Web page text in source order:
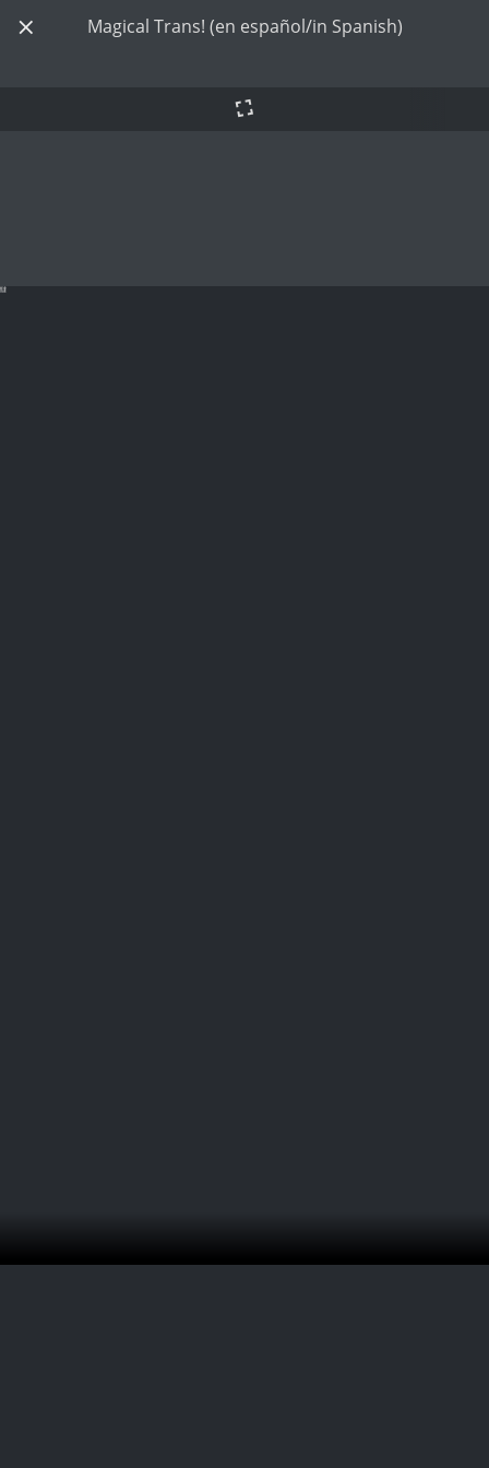
Magical Trans! (en español/in Spanish)